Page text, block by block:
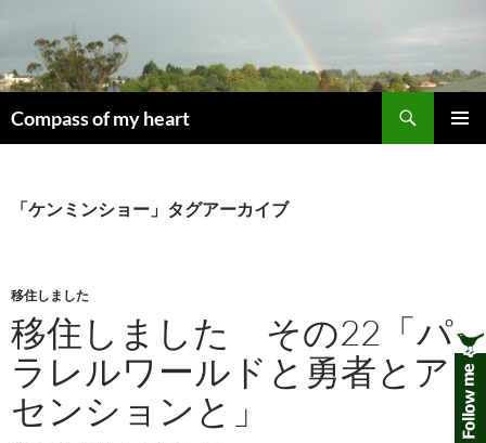
ン
ツ
へ
Compass of my heart
索
「ケンミンショー」タグアーカイブ
移住しました
移住しました その22「パ
ラレルワールドと勇者とア
センションと」